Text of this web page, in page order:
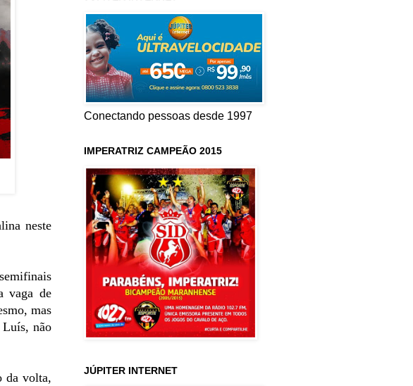
neste
vaga de
mas
Luís, não
da volta,
Conectando pessoas desde 1997
IMPERATRIZ CAMPEÃO 2015
JÚPITER INTERNET